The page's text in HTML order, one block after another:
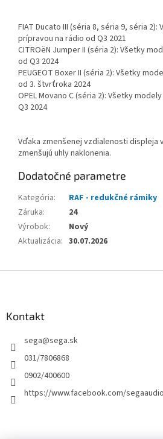
FIAT Ducato III (séria 8, séria 9, séria 2):
prípravou na rádio od Q3 2021
CITROëN Jumper II (séria 2): Všetky
od Q3 2024
PEUGEOT Boxer II (séria 2): Všetky
od 3. štvrťroka 2024
OPEL Movano C (séria 2): Všetky
Q3 2024
Vďaka zmenšenej vzdialenosti displeja
zmenšujú uhly naklonenia.
Dodatočné parametre
Kategória:
RAF - redukčné rámiky
Záruka:
24
Výrobok:
Nový
Aktualizácia: 30.07.2026
Kontakt
sega@sega.sk
031/7806868
0902/400600
https://www.facebook.com/